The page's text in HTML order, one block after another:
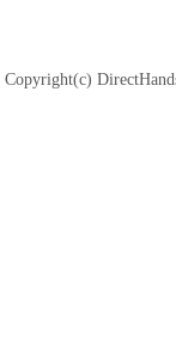
Copyright(c)